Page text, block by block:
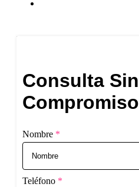
Consulta Sin
Compromiso
Nombre *
Teléfono *